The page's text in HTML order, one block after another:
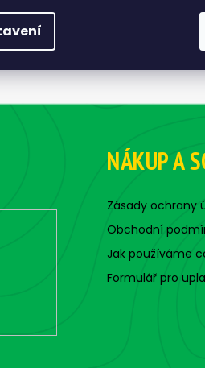
NÁKUP A
Zásady ochrany
Obchodní
Jak používáme
Formulář pro